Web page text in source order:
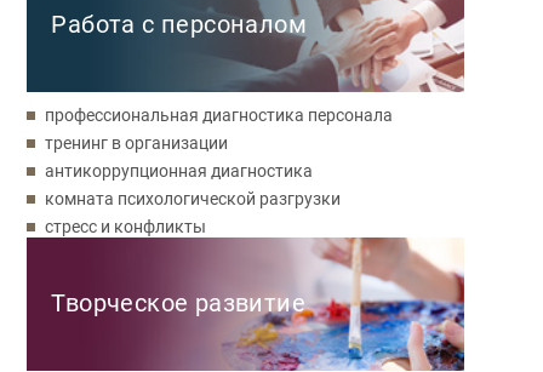
Работа с персоналом
профессиональная диагностика персонала
тренинг в организации
антикоррупционная диагностика
комната психологической разгрузки
стресс и конфликты
Творческое развитие